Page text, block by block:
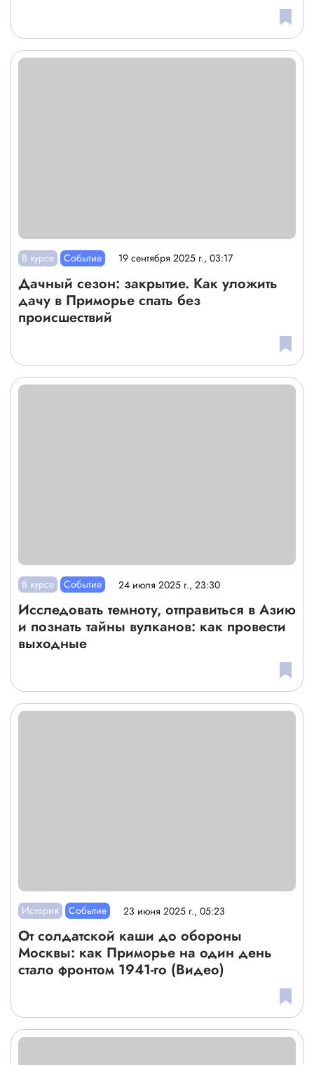
В курсе Событие 19 сентября 2025 г., 03:17
Дачный сезон: закрытие. Как уложить
дачу в Приморье спать без
происшествий
В курсе Событие 24 июля 2025 г., 23:30
Исследовать темноту, отправиться в Азию
и познать тайны вулканов: как провести
выходные
История Событие 23 июня 2025 г., 05:23
От солдатской каши до обороны
Москвы: как Приморье на один день
стало фронтом 1941-го (Видео)